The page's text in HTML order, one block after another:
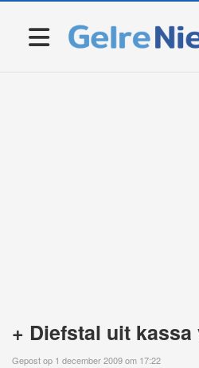
+ Diefstal uit
Gepost op 1 december 2009 om 17:22